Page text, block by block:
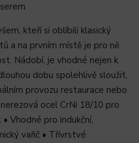
kteří si oblíbili klasický
a na prvním místě je pro ně
Nádobí, je vhodné nejen k
dobu spolehlivě sloužit,
provozu restaurace nebo
ocel CrNi 18/10 pro
Vhodné pro indukční,
vařič • Třívrstvé